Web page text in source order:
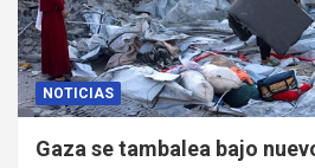
NOTICIAS
Gaza se tambalea bajo